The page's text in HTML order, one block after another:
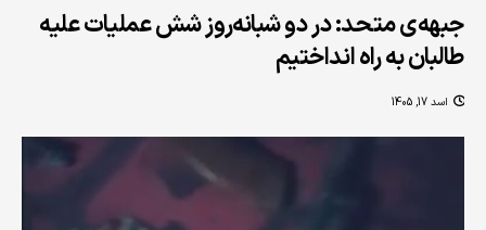
جبهه‌ی متحد: در دو شبانه‌روز شش عملیات علیه
طالبان به راه انداختیم
اسد 17, 1405